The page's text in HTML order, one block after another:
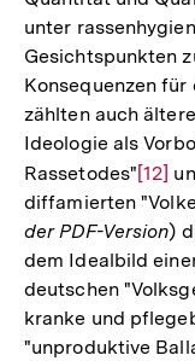
unter
Gesichtspunkten
Konsequenzen
zählten auch
Ideologie als
Rassetodes"Zur
der
[12]
diffamierten
der PDF-Version)
dem Idealbild
deutschen
kranke und
"unproduktive